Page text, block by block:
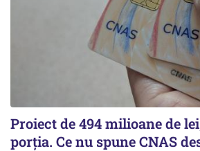
Proiect de 494 milioane de
porția. Ce nu spune CNAS